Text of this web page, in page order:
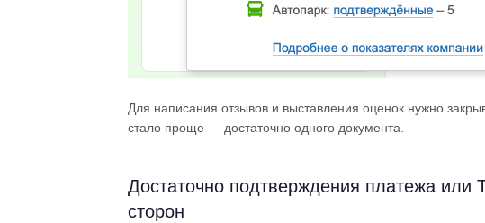
Для написания отзывов и выставления оценок нужно
стало проще — достаточно одного документа.
Достаточно подтверждения платежа или
сторон